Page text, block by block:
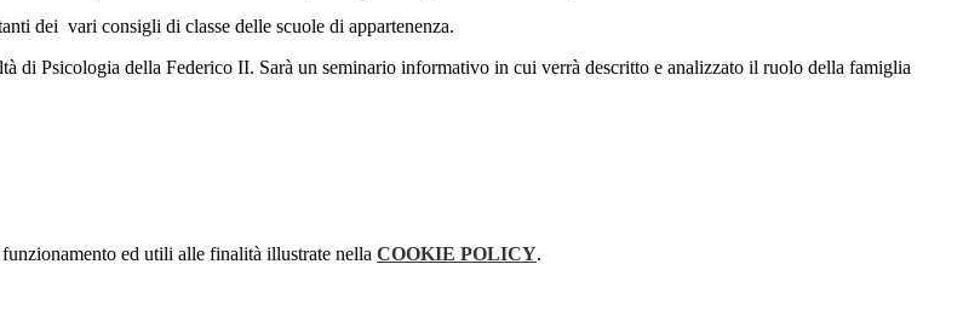
dei vari consigli di classe delle scuole di appartenenza.
di Psicologia della Federico II. Sarà un seminario informativo in cui verrà descritto e analizzato il ruolo della famiglia
ed utili alle finalità illustrate nella COOKIE POLICY.